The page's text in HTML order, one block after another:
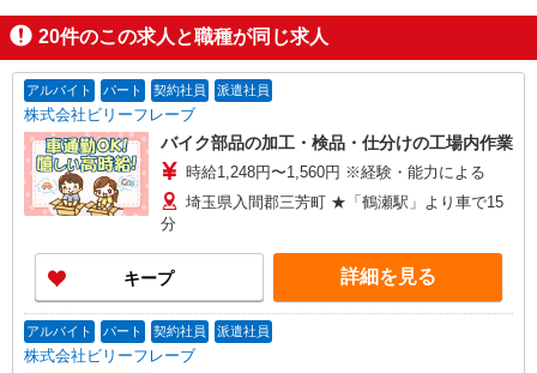
20件のこの求人と職種が同じ求人
アルバイト パート 契約社員 派遣社員
株式会社ビリーフレーブ
バイク部品の加工・検品・仕分けの工場内作業
時給1,248円〜1,560円 ※経験・能力による
埼玉県入間郡三芳町 ★「鶴瀬駅」より車で15
分
キープ 詳細を見る
アルバイト パート 契約社員 派遣社員
株式会社ビリーフレーブ